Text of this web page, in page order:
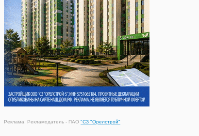
Реклама. Рекламодатель - ПАО "СЗ "Орелстрой"